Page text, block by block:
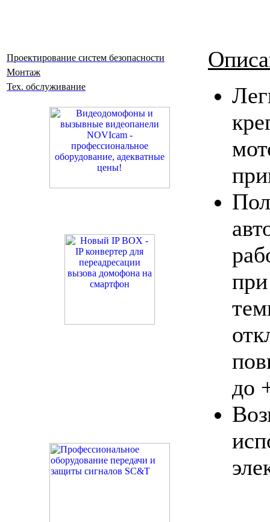
Проектирование систем безопасности
Монтаж
Тех. обслуживание
до